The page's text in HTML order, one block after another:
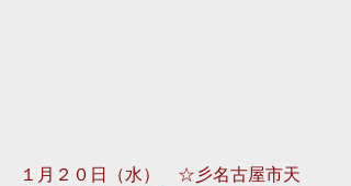
１月２０日（水）　☆彡名古屋市天